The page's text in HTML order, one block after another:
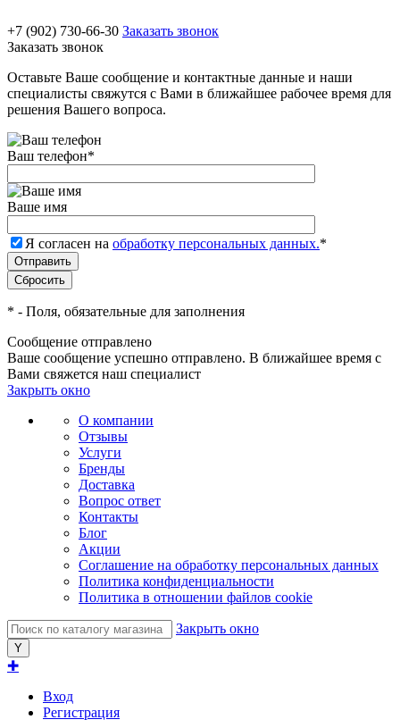
+7 (902) 730-66-30 Заказать звонок
Заказать звонок
Оставьте Ваше сообщение и контактные данные и наши
специалисты свяжутся с Вами в ближайшее рабочее время для
решения Вашего вопроса.
Ваш телефон*
Ваше имя
Я согласен на обработку персональных данных.*
* - Поля, обязательные для заполнения
Сообщение отправлено
Ваше сообщение успешно отправлено. В ближайшее время с
Вами свяжется наш специалист
Закрыть окно
О компании
Отзывы
Услуги
Бренды
Доставка
Вопрос ответ
Контакты
Блог
Акции
Соглашение на обработку персональных данных
Политика конфиденциальности
Политика в отношении файлов cookie
Закрыть окно
✚
Вход
Регистрация